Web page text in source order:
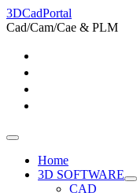
3DCadPortal
Cad/Cam/Cae & PLM
Home
3D SOFTWARE
CAD